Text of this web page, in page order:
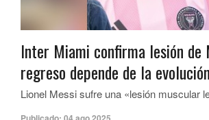
Inter Miami confirma lesión de
regreso depende de la
Lionel Messi sufre una «lesión muscular